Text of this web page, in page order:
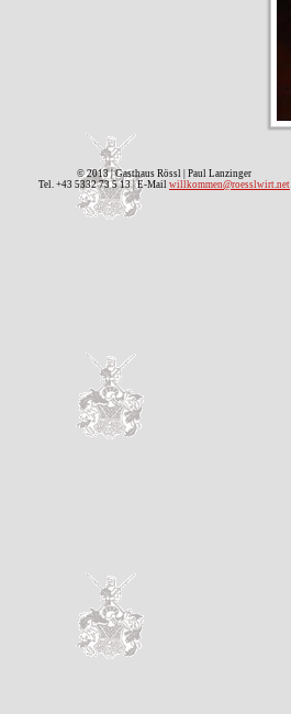
© 2013 | Gasthaus Rössl | Paul Lanzinger
Tel. +43 5332 73 5 13 | E-Mail willkommen@roesslwirt.net